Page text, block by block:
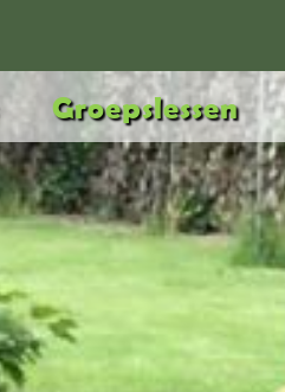
Groepslessen